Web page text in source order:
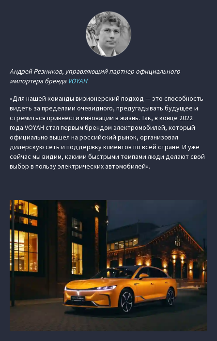
Андрей Резников, управляющий партнер официального
импортера бренда VOYAH
«Для нашей команды визионерский подход — это способность
видеть за пределами очевидного, предугадывать будущее и
стремиться привнести инновации в жизнь. Так, в конце 2022
года VOYAH стал первым брендом электромобилей, который
официально вышел на российский рынок, организовал
дилерскую сеть и поддержку клиентов по всей стране. И уже
сейчас мы видим, какими быстрыми темпами люди делают свой
выбор в пользу электрических автомобилей».